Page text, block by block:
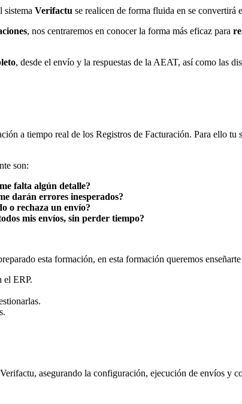
sistema Verifactu se realicen de forma fluida en se convertirá
, nos centraremos en conocer la forma más eficaz para
, desde el envío y la respuestas de la AEAT, así como las
a tiempo real de los Registros de Facturación. Para ello
son:
falta algún detalle?
darán errores inesperados?
o rechaza un envío?
mis envíos, sin perder tiempo?
esta formación, en esta formación queremos
el ERP.
asegurando la configuración, ejecución de envíos